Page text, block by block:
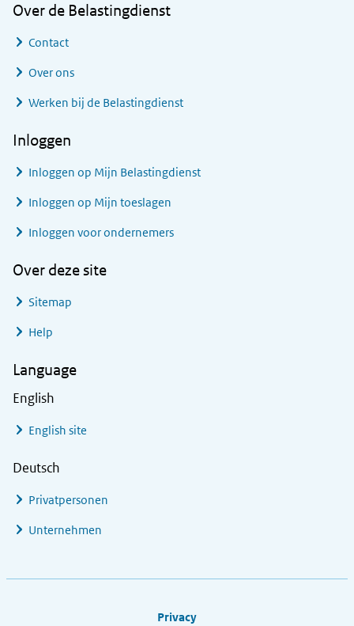
Over de Belastingdienst
Contact
Over ons
Werken bij de Belastingdienst
Inloggen
Inloggen op Mijn Belastingdienst
Inloggen op Mijn toeslagen
Inloggen voor ondernemers
Over deze site
Sitemap
Help
Language
English
English site
Deutsch
Privatpersonen
Unternehmen
Privacy